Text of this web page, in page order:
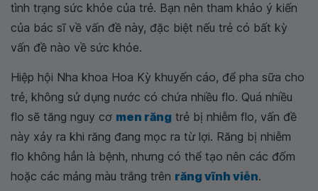
tình trạng sức khỏe của trẻ. Bạn nên tham khảo ý kiến
của bác sĩ về vấn đề này, đặc biệt nếu trẻ có bất kỳ
vấn đề nào về sức khỏe.
Hiệp hội Nha khoa Hoa Kỳ khuyến cáo, để pha sữa cho
trẻ, không sử dụng nước có chứa nhiều flo. Quá nhiều
flo sẽ tăng nguy cơ men răng trẻ bị nhiễm flo, vấn đề
này xảy ra khi răng đang mọc ra từ lợi. Răng bị nhiễm
flo không hẳn là bệnh, nhưng có thể tạo nên các đốm
hoặc các mảng màu trắng trên răng vĩnh viễn.